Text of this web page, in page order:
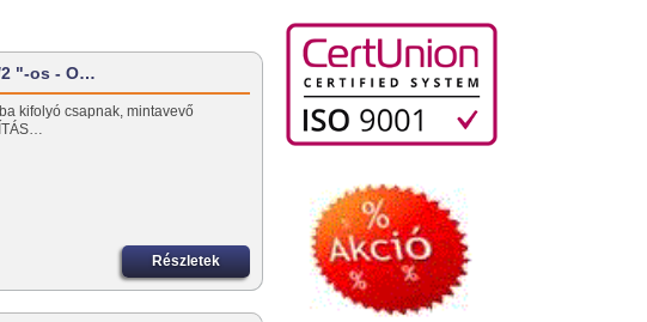
2 "-os - O…
kifolyó csapnak, mintavevő
Részletek